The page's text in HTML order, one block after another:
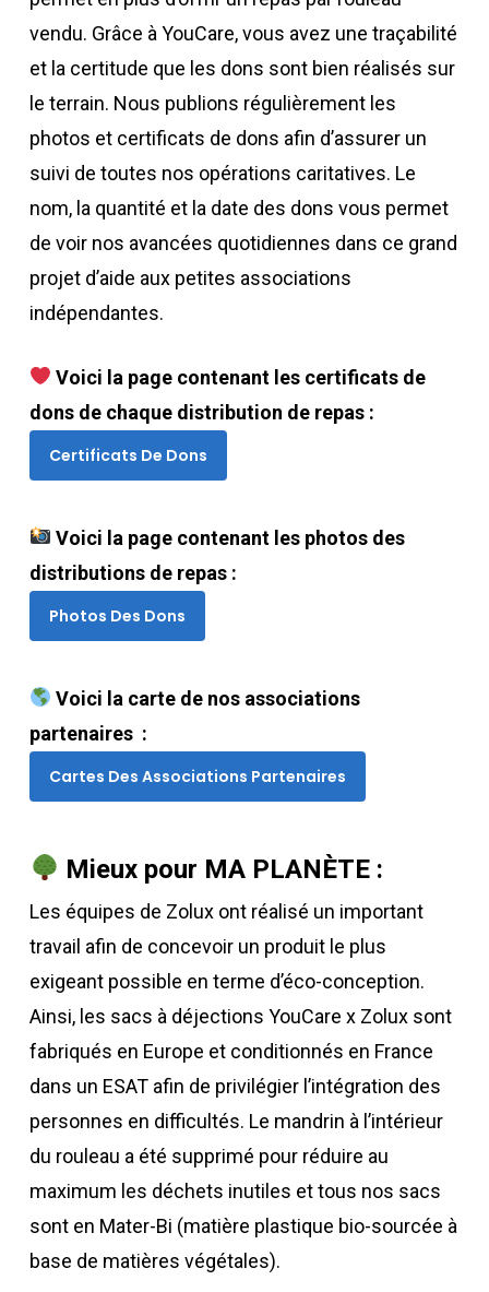
vendu. Grâce à YouCare, vous avez une traçabilité
et la certitude que les dons sont bien réalisés sur
le terrain. Nous publions régulièrement les
photos et certificats de dons afin d’assurer un
suivi de toutes nos opérations caritatives. Le
nom, la quantité et la date des dons vous permet
de voir nos avancées quotidiennes dans ce grand
projet d’aide aux petites associations
indépendantes.
Voici la page contenant les certificats de
dons de chaque distribution de repas :
Certificats De Dons
Voici la page contenant les photos des
distributions de repas :
Photos Des Dons
Voici la carte de nos associations
partenaires :
Cartes Des Associations Partenaires
Mieux pour MA PLANÈTE :
Les équipes de Zolux ont réalisé un important
travail afin de concevoir un produit le plus
exigeant possible en terme d’éco-conception.
Ainsi, les sacs à déjections YouCare x Zolux sont
fabriqués en Europe et conditionnés en France
dans un ESAT afin de privilégier l’intégration des
personnes en difficultés. Le mandrin à l’intérieur
du rouleau a été supprimé pour réduire au
maximum les déchets inutiles et tous nos sacs
sont en Mater-Bi (matière plastique bio-sourcée à
base de matières végétales).